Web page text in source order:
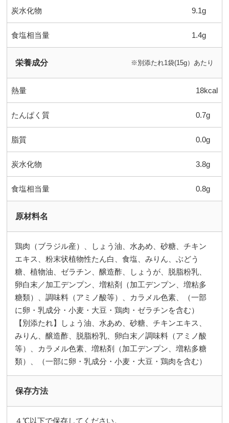
炭水化物 9.1g
食塩相当量 1.4g
栄養成分 ※別添たれ1袋(15g）あたり
熱量 18kcal
たんぱく質 0.7g
脂質 0.0g
炭水化物 3.8g
食塩相当量 0.8g
原材料名
鶏肉（ブラジル産）、しょう油、水あめ、砂糖、チキン
エキス、粉末状植物性たん白、食塩、みりん、ぶどう
糖、植物油、ゼラチン、醸造酢、しょうが、脱脂粉乳、
卵白末／加工デンプン、増粘剤（加工デンプン、増粘多
糖類）、調味料（アミノ酸等）、カラメル色素、（一部
に卵・乳成分・小麦・大豆・鶏肉・ゼラチンを含む）
【別添たれ】しょう油、水あめ、砂糖、チキンエキス、
みりん、醸造酢、脱脂粉乳、卵白末／調味料（アミノ酸
等）、カラメル色素、増粘剤（加工デンプン、増粘多糖
類）、（一部に卵・乳成分・小麦・大豆・鶏肉を含む）
保存方法
４℃以下で保存してください。